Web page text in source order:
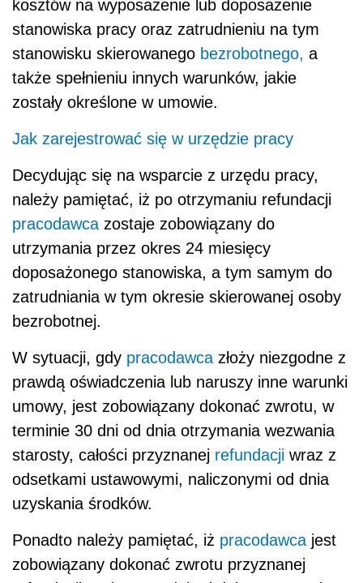
kosztów na wyposażenie lub doposażenie
stanowiska pracy oraz zatrudnieniu na tym
stanowisku skierowanego bezrobotnego, a
także spełnieniu innych warunków, jakie
zostały określone w umowie.
Jak zarejestrować się w urzędzie pracy
Decydując się na wsparcie z urzędu pracy,
należy pamiętać, iż po otrzymaniu refundacji
pracodawca zostaje zobowiązany do
utrzymania przez okres 24 miesięcy
doposażonego stanowiska, a tym samym do
zatrudniania w tym okresie skierowanej osoby
bezrobotnej.
W sytuacji, gdy pracodawca złoży niezgodne z
prawdą oświadczenia lub naruszy inne warunki
umowy, jest zobowiązany dokonać zwrotu, w
terminie 30 dni od dnia otrzymania wezwania
starosty, całości przyznanej refundacji wraz z
odsetkami ustawowymi, naliczonymi od dnia
uzyskania środków.
Ponadto należy pamiętać, iż pracodawca jest
zobowiązany dokonać zwrotu przyznanej